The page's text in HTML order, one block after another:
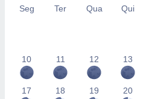
Seg Ter Qua Qui
10 11 12 13
17 18 19 20